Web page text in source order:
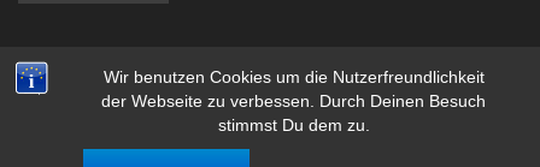
Wir benutzen Cookies um die Nutzerfreundlichkeit
der Webseite zu verbessen. Durch Deinen Besuch
stimmst Du dem zu.
STEFAN MAYER-POPP - COPYRIGHT ©, ALL RIGHTS RESERVED.